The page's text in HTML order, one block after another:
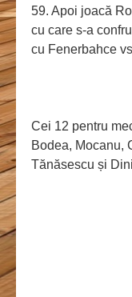
59. Apoi joacă
cu care s-a
cu Fenerbahce
Cei 12 pentru
Bodea, Mocanu,
Tănăsescu și